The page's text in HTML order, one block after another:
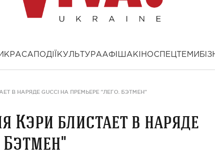
КРАСА ПОДІЇ КУЛЬТУРААФІША КІНОСПЕЦТЕМИ
В НАРЯДЕ GUCCI НА ПРЕМЬЕРЕ "ЛЕГО. БЭТМЕН"
Кэри блистает в наряде
Бэтмен"